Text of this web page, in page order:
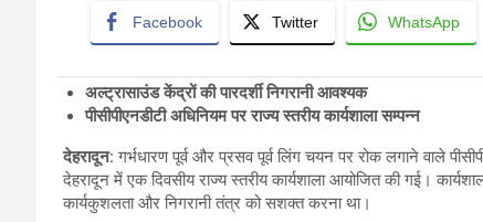
Facebook Twitter WhatsApp
अल्ट्रासाउंड केंद्रों की पारदर्शी निगरानी आवश्यक
पीसीपीएनडीटी अधिनियम पर राज्य स्तरीय कार्यशाला सम्पन्न
देहरादून: गर्भधारण पूर्व और प्रसव पूर्व लिंग चयन पर रोक लगाने वाले
देहरादून में एक दिवसीय राज्य स्तरीय कार्यशाला आयोजित की गई।
कार्यकुशलता और निगरानी तंत्र को सशक्त करना था।